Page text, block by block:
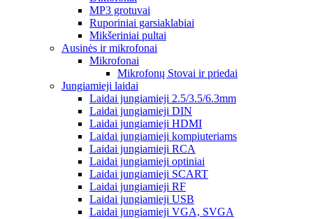
MP3 grotuvai
Ruporiniai garsiaklabiai
Mikšeriniai pultai
Ausinės ir mikrofonai
Mikrofonai
Mikrofonų Stovai ir priedai
Jungiamieji laidai
Laidai jungiamieji 2.5/3.5/6.3mm
Laidai jungiamieji DIN
Laidai jungiamieji HDMI
Laidai jungiamieji kompiuteriams
Laidai jungiamieji RCA
Laidai jungiamieji optiniai
Laidai jungiamieji SCART
Laidai jungiamieji RF
Laidai jungiamieji USB
Laidai jungiamieji VGA, SVGA